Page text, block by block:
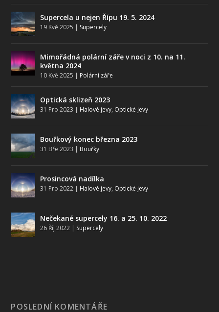
Supercela u nejen Řípu 19. 5. 2024
19 Kvě 2025 | Supercely
Mimořádná polární záře v noci z 10. na 11.
května 2024
10 Kvě 2025 | Polární záře
Optická sklizeň 2023
31 Pro 2023 | Halové jevy, Optické jevy
Bouřkový konec března 2023
31 Bře 2023 | Bouřky
Prosincová nadílka
31 Pro 2022 | Halové jevy, Optické jevy
Nečekané supercely 16. a 25. 10. 2022
26 Říj 2022 | Supercely
POSLEDNÍ KOMENTÁŘE